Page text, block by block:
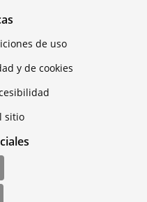
de uso
y de cookies
sitio